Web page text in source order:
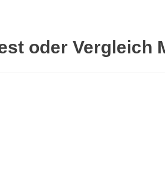
oder Vergleich